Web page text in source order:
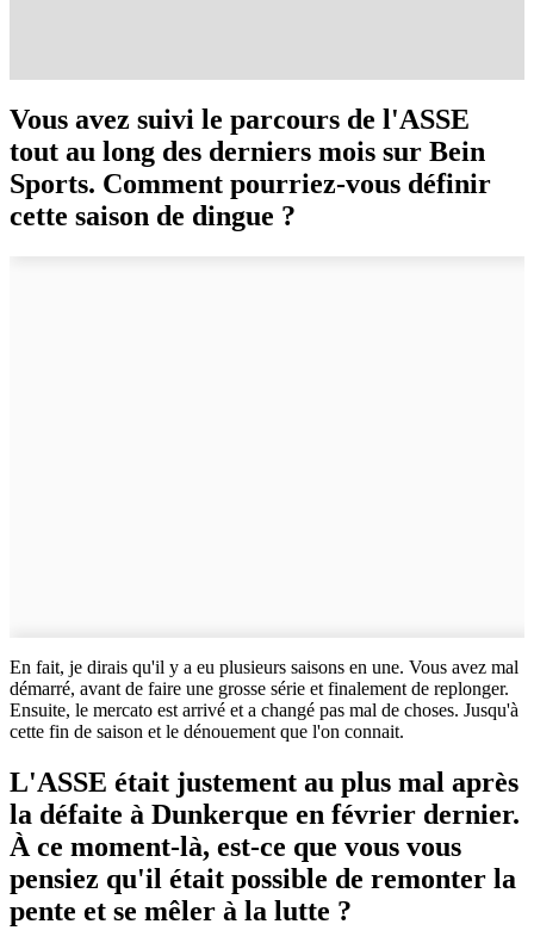
Vous avez suivi le parcours de l'ASSE
tout au long des derniers mois sur Bein
Sports. Comment pourriez-vous définir
cette saison de dingue ?
En fait, je dirais qu'il y a eu plusieurs saisons en une. Vous avez mal
démarré, avant de faire une grosse série et finalement de replonger.
Ensuite, le mercato est arrivé et a changé pas mal de choses. Jusqu'à
cette fin de saison et le dénouement que l'on connait.
L'ASSE était justement au plus mal après
la défaite à Dunkerque en février dernier.
À ce moment-là, est-ce que vous vous
pensiez qu'il était possible de remonter la
pente et se mêler à la lutte ?